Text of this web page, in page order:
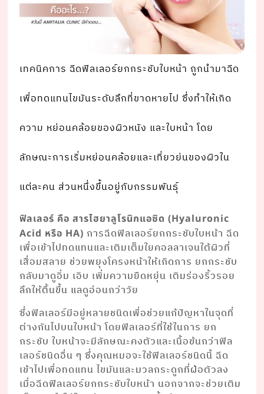
เทคนิคการ ฉีดฟิลเลอร์ยกกระชับใบหน้า ถูกนํามาฉีด
เพื่อทดแทนไขมันระดับลึกที่ขาดหายไป ซึ่งทําให้เกิด
ความ หย่อนคล้อยของผิวหนัง และใบหน้า โดย
ลักษณะการเริ่มหย่อนคล้อยและเที่ยวย่นของผิวใน
แต่ละคน ส่วนหนึ่งขึ้นอยู่กับกรรมพันธุ์
ฟิลเลอร์ คือ สารไฮยาลูโรนิกแอซิด (Hyaluronic
Acid หรือ HA) การฉีดฟิลเลอร์ยกกระชับใบหน้า ฉีด
เพื่อเข้าไปทดแทนและเติมเต็มใยคอลลาเจนใต้ผิวที่
เสื่อมสลาย ช่วยพยุงโครงหน้าให้เกิดการ ยกกระชับ
กลับมาดูอิ่ม เอิบ เพิ่มความยืดหยุ่น เติมร่องริ้วรอย
ลึกให้ตื้นขึ้น แลดูอ่อนกว่าวัย
ซึ่งฟิลเลอร์มีอยู่หลายชนิดเพื่อช่วยแก้ปัญหาในจุดที่
ต่างกันไปบนใบหน้า โดยฟิลเลอร์ที่ใช้ในการ ยก
กระชับ ใบหน้าจะมีลักษณะคงตัวและเนื้อข้นกว่าฟิล
เลอร์ชนิดอื่น ๆ ซึ่งคุณหมอจะใช้ฟิลเลอร์ชนิดนี้ ฉีด
เข้าไปเพื่อทดแทน ไขมันและมวลกระดูกที่ฝ่อตัวลง
เมื่อฉีดฟิลเลอร์ยกกระชับใบหน้า นอกจากจะช่วยเติม